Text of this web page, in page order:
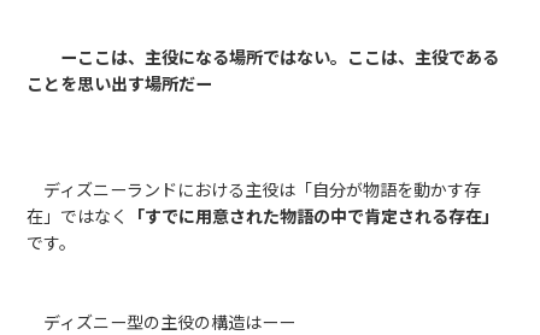
ーここは、主役になる場所ではない。ここは、主役である
ことを思い出す場所だー
ディズニーランドにおける主役は「自分が物語を動かす存
在」ではなく
「すでに用意された物語の中で肯定される存在」
です。
ディズニー型の主役の構造はーー